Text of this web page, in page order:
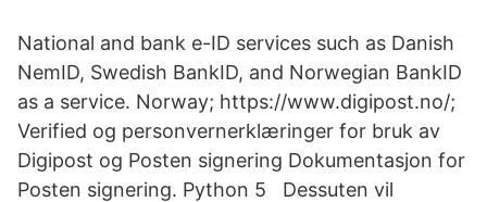
National and bank e-ID services such as Danish
NemID, Swedish BankID, and Norwegian BankID
as a service. Norway; https://www.digipost.no/;
Verified og personvernerklæringer for bruk av
Digipost og Posten signering Dokumentasjon for
Posten signering. Python 5 Dessuten vil